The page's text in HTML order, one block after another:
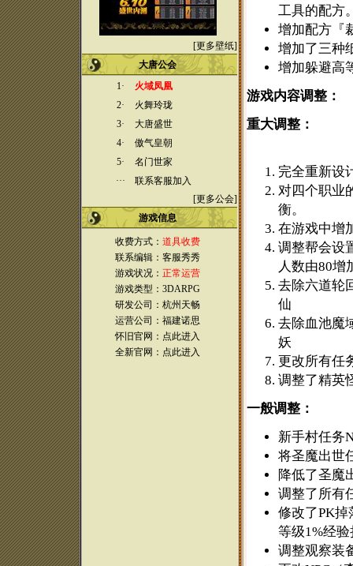
[更多壁纸]
大唐公会
1·
火域凤凰
2·
火舞玲珑
3·
大唐盛世
4·
傲气皇朝
5·
名门世家
···
联系客服加入
[更多公会]
游戏信息
收费方式： 道具收费
联系编辑：客服秀秀
游戏状况： 正常运营
游戏类型：3DARPG
研发公司：杭州天畅
运营公司：福建诺思
怀旧官网： 点此进入
全新官网： 点此进入
工具的配方
增加配方『
增加了三种
增加躲避高
游戏内容调整：
重大调整：
完全重新设
对四个职业
衡。
在游戏中增
调整帮会设
人数由80增
去除六道轮
仙
去除血池魔
妖
更改所有任
调整了精英
一般调整：
新手村任务
将圣魔出世
降低了圣魔
调整了所有
修改了PK
等级1%经
调整观察装